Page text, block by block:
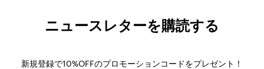
ニュースレターを購読する
新規登録で10%OFFのプロモーションコードをプレゼント！